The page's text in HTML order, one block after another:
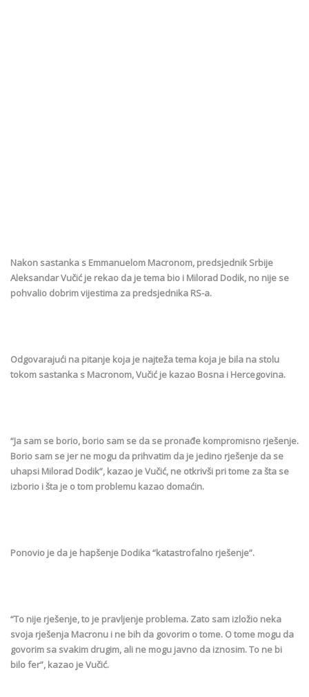
Nakon sastanka s Emmanuelom Macronom, predsjednik Srbije
Aleksandar Vučić je rekao da je tema bio i Milorad Dodik, no nije se
pohvalio dobrim vijestima za predsjednika RS-a.
Odgovarajući na pitanje koja je najteža tema koja je bila na stolu
tokom sastanka s Macronom, Vučić je kazao Bosna i Hercegovina.
“Ja sam se borio, borio sam se da se pronađe kompromisno rješenje.
Borio sam se jer ne mogu da prihvatim da je jedino rješenje da se
uhapsi Milorad Dodik”, kazao je Vučić, ne otkrivši pri tome za šta se
izborio i šta je o tom problemu kazao domaćin.
Ponovio je da je hapšenje Dodika “katastrofalno rješenje”.
“To nije rješenje, to je pravljenje problema. Zato sam izložio neka
svoja rješenja Macronu i ne bih da govorim o tome. O tome mogu da
govorim sa svakim drugim, ali ne mogu javno da iznosim. To ne bi
bilo fer”, kazao je Vučić.